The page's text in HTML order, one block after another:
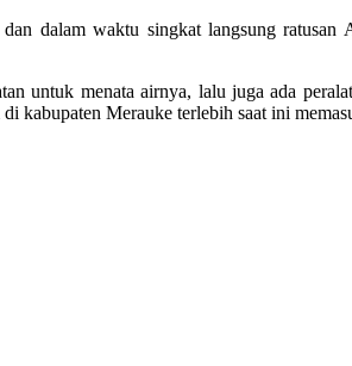
dalam waktu singkat langsung
untuk menata airnya, lalu juga ada
kabupaten Merauke terlebih saat ini